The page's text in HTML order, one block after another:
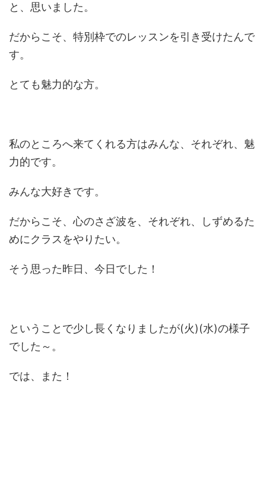
と、思いました。
だからこそ、特別枠でのレッスンを引き受けたんで
す。
とても魅力的な方。
私のところへ来てくれる方はみんな、それぞれ、魅
力的です。
みんな大好きです。
だからこそ、心のさざ波を、それぞれ、しずめるた
めにクラスをやりたい。
そう思った昨日、今日でした！
ということで少し長くなりましたが(火)(水)の様子
でした～。
では、また！